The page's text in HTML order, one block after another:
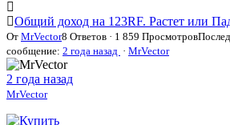
Общий доход на 123RF. Растет или
От MrVector8 Ответов · 1 859 Просмотров
сообщение: 2 года назад · MrVector
2 года назад
MrVector